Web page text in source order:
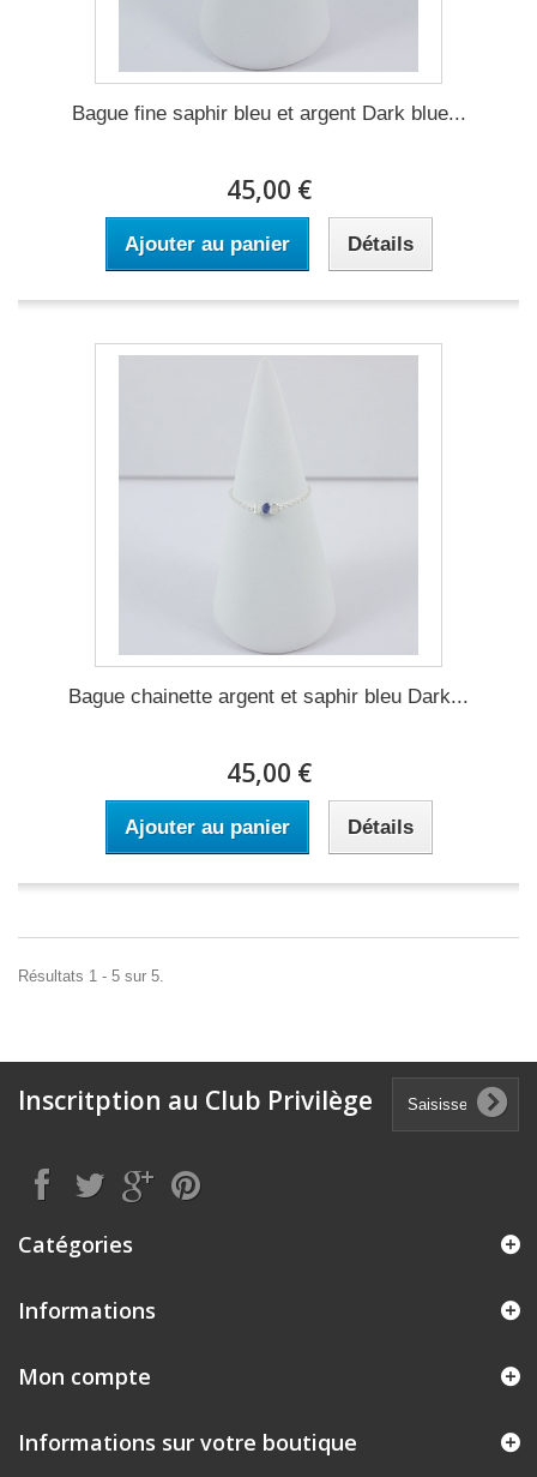
Bague fine saphir bleu et argent Dark blue...
45,00 €
Ajouter au panier Détails
Bague chainette argent et saphir bleu Dark...
45,00 €
Ajouter au panier Détails
Résultats 1 - 5 sur 5.
Inscritption au Club Privilège
Catégories
Informations
Mon compte
Informations sur votre boutique